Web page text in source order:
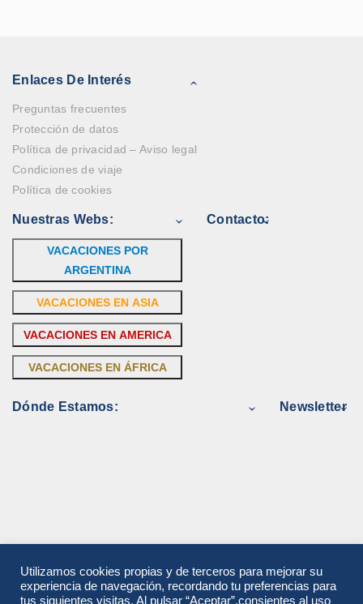
Enlaces De Interés
Preguntas frecuentes
Protección de datos
Política de privacidad – Aviso legal
Condiciones de viaje
Política de cookies
Nuestras Webs:
VACACIONES POR
ARGENTINA
VACACIONES EN ASIA
VACACIONES EN AMERICA
VACACIONES EN ÁFRICA
Contacto:
Dónde Estamos: Newsletter
Utilizamos cookies propias y de terceros para mejorar su
experiencia de navegación, recordando tu preferencias para
tus siguientes visitas. Al pulsar “Aceptar”,consientes al uso